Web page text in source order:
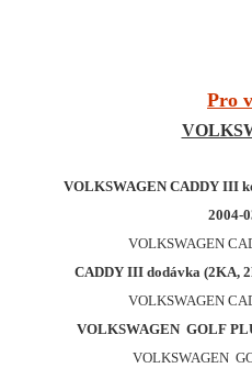
Pro
VOLKSWAGEN CADDY III
2004-
VOLKSWAGEN
CADDY III dodávka (2KA,
VOLKSWAGEN
VOLKSWAGEN GOLF
VOLKSWAGEN